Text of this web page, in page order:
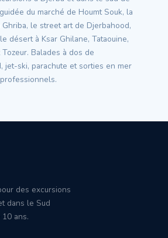
du marché de Houmt Souk, la
le street art de Djerbahood,
désert à Ksar Ghilane, Tataouine,
Tozeur. Balades à dos de
jet-ski, parachute et sorties en mer
des excursions
dans le Sud
ans.